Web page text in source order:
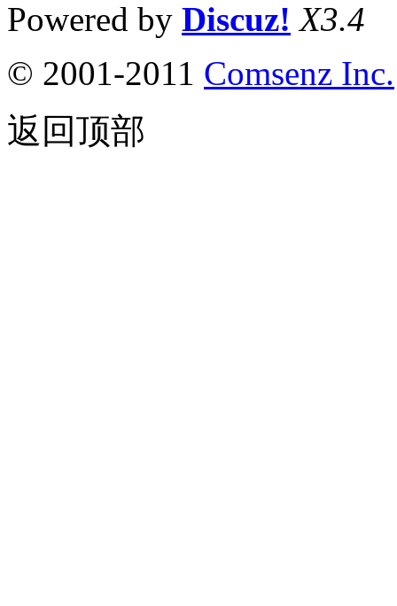
Powered by Discuz! X3.4
© 2001-2011 Comsenz Inc.
返回顶部